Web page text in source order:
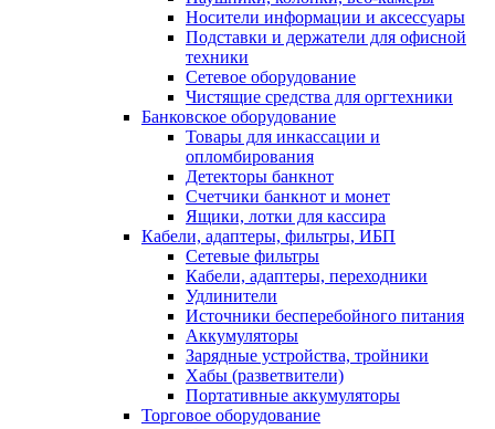
Носители информации и аксессуары
Подставки и держатели для офисной
техники
Сетевое оборудование
Чистящие средства для оргтехники
Банковское оборудование
Товары для инкассации и
опломбирования
Детекторы банкнот
Счетчики банкнот и монет
Ящики, лотки для кассира
Кабели, адаптеры, фильтры, ИБП
Сетевые фильтры
Кабели, адаптеры, переходники
Удлинители
Источники бесперебойного питания
Аккумуляторы
Зарядные устройства, тройники
Хабы (разветвители)
Портативные аккумуляторы
Торговое оборудование